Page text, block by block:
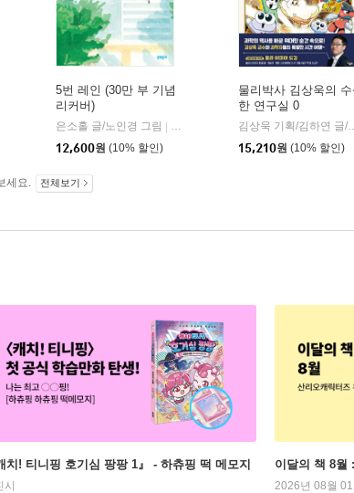
5번 레인 (30만 부 기념
리커버)
은소홀 글/노인경 그림
문학동네
12,600원 (10% 할인)
물리박사 김상욱의
한 연구실 0
김상욱 기획/
15,210원 (10% 할인)
세요. 전체보기
치! 티니핑 호기심 팡팡 1』 - 하츄핑 떡 메모지 이달의 책 8월
2026년 08월